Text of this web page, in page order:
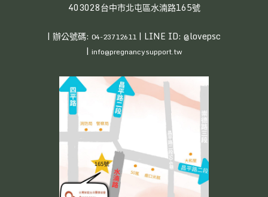
403028台中市北屯區水湳路165號
| 辦公號碼: 04-23712611 | LINE ID: @lovepsc
| info@pregnancysupport.tw